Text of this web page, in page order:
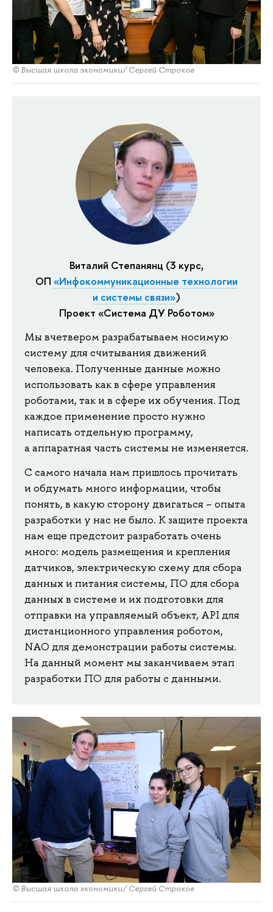
© Высшая школа экономики/ Сергей Строков
Виталий Степанянц (3 курс,
ОП «Инфокоммуникационные технологии
и системы связи»)
Проект «Система ДУ Роботом»
Мы вчетвером разрабатываем носимую
систему для считывания движений
человека. Полученные данные можно
использовать как в сфере управления
роботами, так и в сфере их обучения. Под
каждое применение просто нужно
написать отдельную программу,
а аппаратная часть системы не изменяется.
С самого начала нам пришлось прочитать
и обдумать много информации, чтобы
понять, в какую сторону двигаться – опыта
разработки у нас не было. К защите проекта
нам еще предстоит разработать очень
много: модель размещения и крепления
датчиков, электрическую схему для сбора
данных и питания системы, ПО для сбора
данных в системе и их подготовки для
отправки на управляемый объект, API для
дистанционного управления роботом,
NAO для демонстрации работы системы.
На данный момент мы заканчиваем этап
разработки ПО для работы с данными.
© Высшая школа экономики/ Сергей Строков